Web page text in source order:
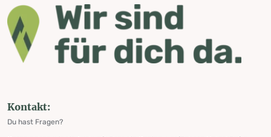
Kontakt:
Du hast Fragen?